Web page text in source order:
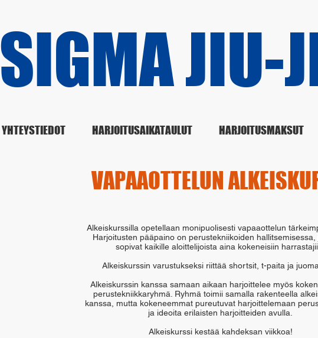
SIGMA JIU-
YHTEYSTIEDOT HARJOITUSAIKATAULUT HARJOITUSMAKSUT
VAPAAOTTELUN
Alkeiskurssilla opetellaan monipuolisesti vapaaottelun
Harjoitusten pääpaino on perustekniikoiden hallitsemisessa,
sopivat kaikille aloittelijoista aina kokeneisiin
Alkeiskurssin varustukseksi riittää shortsit, t-paita ja
Alkeiskurssin kanssa samaan aikaan harjoittelee myös
perustekniikkaryhmä. Ryhmä toimii samalla rakenteella
kanssa, mutta kokeneemmat pureutuvat harjoittelemaan
ja ideoita erilaisten harjoitteiden avulla.
Alkeiskurssi kestää kahdeksan viikkoa!